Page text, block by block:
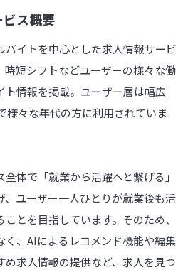
ス概要
バイトを中心とした求人情報サービ
時短シフトなどユーザーの様々な働
ト情報を掲載。ユーザー層は幅広
様々な年代の方に利用されていま
体で「就業から活躍へと繋げる」
、ユーザー一人ひとりが就業後も活
とを目指しています。そのため、
く、AIによるレコメンド機能や編集
め求人情報の提供など、求人を見つ